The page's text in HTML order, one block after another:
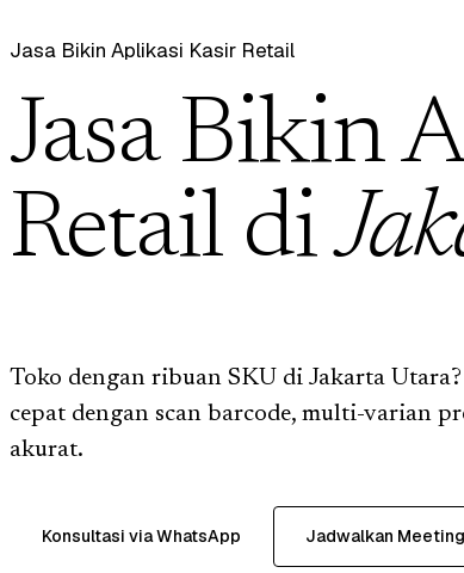
Jasa Bikin Aplikasi Kasir Retail
Jasa Bikin
Retail di
Toko dengan ribuan SKU di Jakarta
cepat dengan scan barcode, multi-varian
akurat.
Konsultasi via WhatsApp Jadwalkan Meeting